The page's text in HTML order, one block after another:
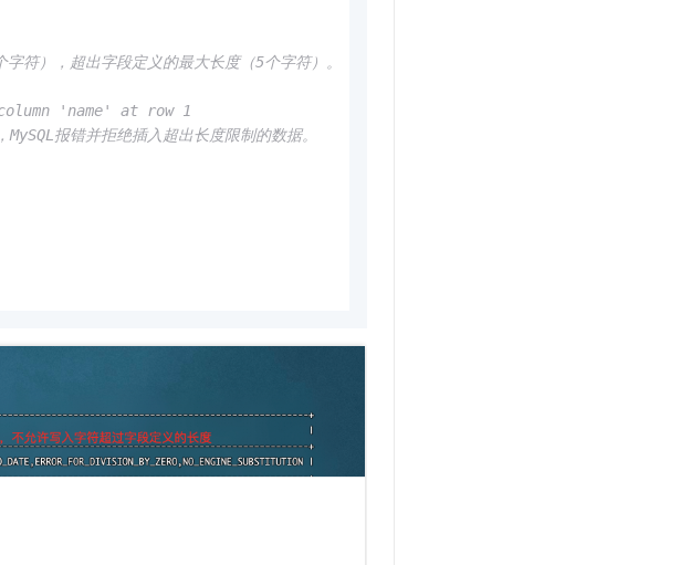
），超出字段定义的最大长度（5个字符）。
'name' at row 1
报错并拒绝插入超出长度限制的数据。